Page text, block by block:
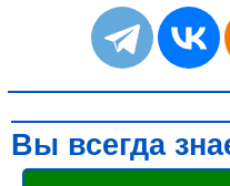
Вы всегда